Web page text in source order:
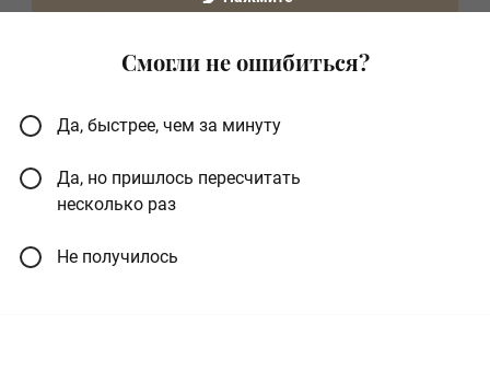
Смогли не ошибиться?
Да, быстрее, чем за минуту
Да, но пришлось пересчитать
несколько раз
Не получилось